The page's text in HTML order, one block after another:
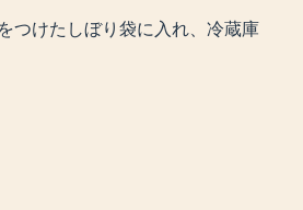
つけたしぼり袋に入れ、冷蔵庫